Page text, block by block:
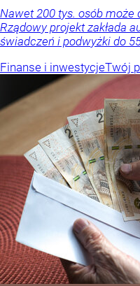
Nawet 200 tys. osób może
Rządowy projekt zakłada
świadczeń i podwyżki do
Finanse i inwestycjeTwój